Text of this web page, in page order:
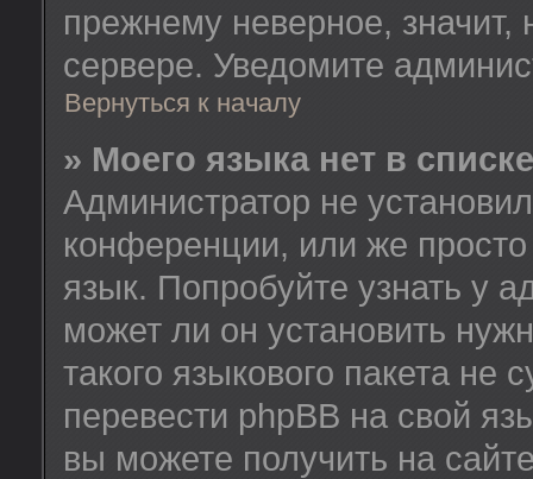
прежнему неверное,
сервере. Уведомите
Вернуться к началу
» Моего языка нет в
Администратор не
конференции, или же
язык. Попробуйте узнать у
может ли он установить
такого языкового пакета не
перевести phpBB на свой
вы можете получить на